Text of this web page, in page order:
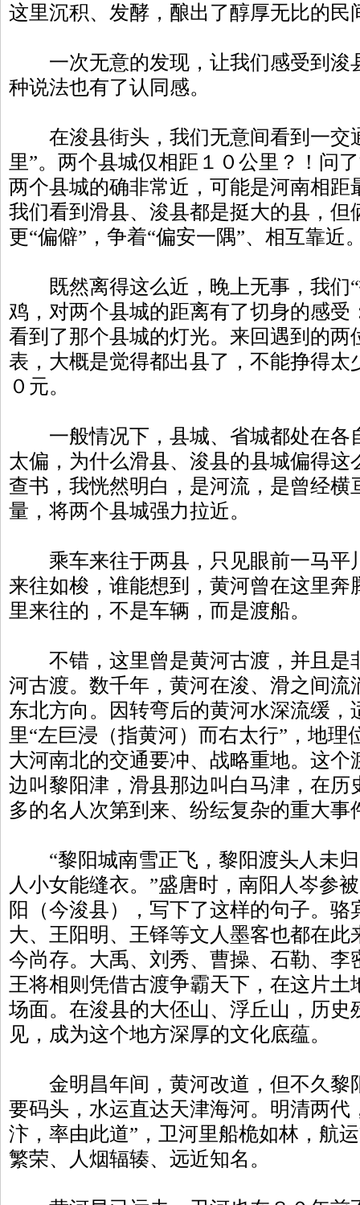
这里沉积、发酵，酿出了醇厚无比的民
一次无意的发现，让我们感受到浚
种说法也有了认同感。
在浚县街头，我们无意间看到一交
里”。两个县城仅相距１０公里？！问
两个县城的确非常近，可能是河南相距
我们看到滑县、浚县都是挺大的县，但
更“偏僻”，争着“偏安一隅”、相互靠近
既然离得这么近，晚上无事，我们“
鸡，对两个县城的距离有了切身的感受
看到了那个县城的灯光。来回遇到的两
表，大概是觉得都出县了，不能挣得太
０元。
一般情况下，县城、省城都处在各
太偏，为什么滑县、浚县的县城偏得这
查书，我恍然明白，是河流，是曾经横
量，将两个县城强力拉近。
乘车来往于两县，只见眼前一马平
来往如梭，谁能想到，黄河曾在这里奔
里来往的，不是车辆，而是渡船。
不错，这里曾是黄河古渡，并且是
河古渡。数千年，黄河在浚、滑之间流
东北方向。因转弯后的黄河水深流缓，
里“左巨浸（指黄河）而右太行”，地理
大河南北的交通要冲、战略重地。这个
边叫黎阳津，滑县那边叫白马津，在历
多的名人次第到来、纷纭复杂的重大事
“黎阳城南雪正飞，黎阳渡头人未归
人小女能缝衣。”盛唐时，南阳人岑参
阳（今浚县），写下了这样的句子。
大、王阳明、王铎等文人墨客也都在此
今尚存。大禹、刘秀、曹操、石勒、李
王将相则凭借古渡争霸天下，在这片土
场面。在浚县的大伾山、浮丘山，历史
见，成为这个地方深厚的文化底蕴。
金明昌年间，黄河改道，但不久黎
要码头，水运直达天津海河。明清两代
汴，率由此道”，卫河里船桅如林，航
繁荣、人烟辐辏、远近知名。